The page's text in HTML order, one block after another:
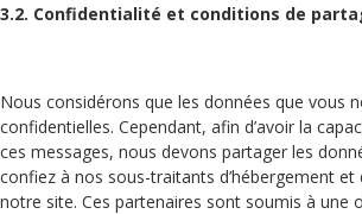
3.2. Confidentialité et conditions de
Nous considérons que les données que vous
confidentielles. Cependant, afin d’avoir la
ces messages, nous devons partager les
confiez à nos sous-traitants d’hébergement et
notre site. Ces partenaires sont soumis à une